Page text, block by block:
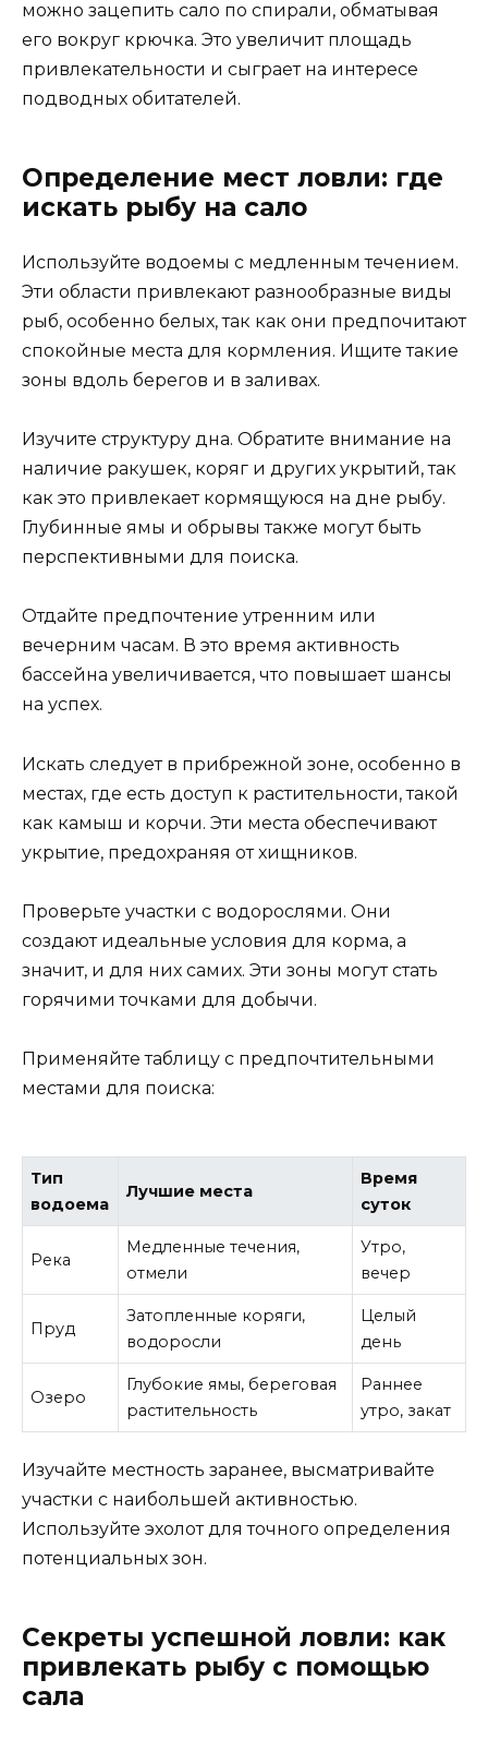
можно зацепить сало по спирали, обматывая
его вокруг крючка. Это увеличит площадь
привлекательности и сыграет на интересе
подводных обитателей.
Определение мест ловли: где
искать рыбу на сало
Используйте водоемы с медленным течением.
Эти области привлекают разнообразные виды
рыб, особенно белых, так как они предпочитают
спокойные места для кормления. Ищите такие
зоны вдоль берегов и в заливах.
Изучите структуру дна. Обратите внимание на
наличие ракушек, коряг и других укрытий, так
как это привлекает кормящуюся на дне рыбу.
Глубинные ямы и обрывы также могут быть
перспективными для поиска.
Отдайте предпочтение утренним или
вечерним часам. В это время активность
бассейна увеличивается, что повышает шансы
на успех.
Искать следует в прибрежной зоне, особенно в
местах, где есть доступ к растительности, такой
как камыш и корчи. Эти места обеспечивают
укрытие, предохраняя от хищников.
Проверьте участки с водорослями. Они
создают идеальные условия для корма, а
значит, и для них самих. Эти зоны могут стать
горячими точками для добычи.
Применяйте таблицу с предпочтительными
местами для поиска:
Тип
водоема
Лучшие места
Время
суток
Река
Медленные течения,
отмели
Утро,
вечер
Пруд
Затопленные коряги,
водоросли
Целый
день
Озеро
Глубокие ямы, береговая
растительность
Раннее
утро, закат
Изучайте местность заранее, высматривайте
участки с наибольшей активностью.
Используйте эхолот для точного определения
потенциальных зон.
Секреты успешной ловли: как
привлекать рыбу с помощью
сала